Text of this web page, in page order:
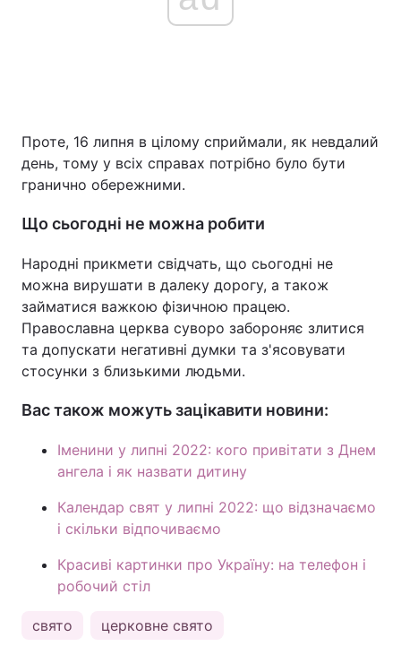
Проте, 16 липня в цілому сприймали, як невдалий
день, тому у всіх справах потрібно було бути
гранично обережними.
Що сьогодні не можна робити
Народні прикмети свідчать, що сьогодні не
можна вирушати в далеку дорогу, а також
займатися важкою фізичною працею.
Православна церква суворо забороняє злитися
та допускати негативні думки та з'ясовувати
стосунки з близькими людьми.
Вас також можуть зацікавити новини:
Іменини у липні 2022: кого привітати з Днем
ангела і як назвати дитину
Календар свят у липні 2022: що відзначаємо
і скільки відпочиваємо
Красиві картинки про Україну: на телефон і
робочий стіл
свято церковне свято